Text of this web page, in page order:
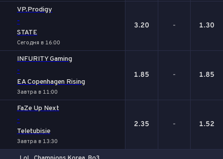
VP.Prodigy
-
STATE
Сегодня в 16:00
3.20 - 1.30
INFURITY Gaming
-
EA Copenhagen Rising
Завтра в 11:00
1.85 - 1.85
FaZe Up Next
-
Teletubisie
Завтра в 13:30
2.35 - 1.52